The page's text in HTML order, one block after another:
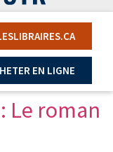
EN LIGNE
Le roman